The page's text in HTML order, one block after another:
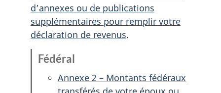
d’annexes ou de publications
supplémentaires pour remplir votre
déclaration de revenus.
Fédéral
Annexe 2 – Montants fédéraux